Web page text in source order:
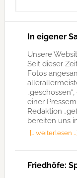
In eigener
Unsere
Seit dieser
Fotos
einer
Redaktion
bereiten uns
[… weiterlesen
Friedhöfe: